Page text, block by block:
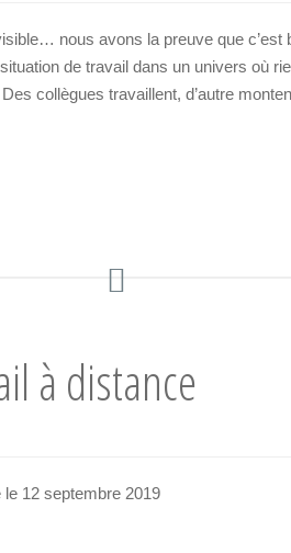
nous avons la preuve que
de travail dans un univers où
collègues travaillent, d’autre
à distance
12 septembre 2019